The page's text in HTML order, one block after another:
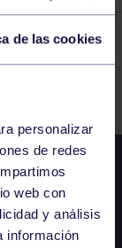
de las cookies
personalizar
de redes
web con
y análisis
información